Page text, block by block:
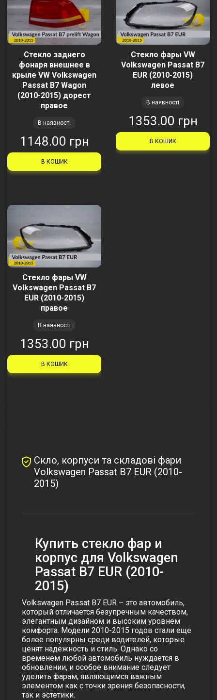
Стекло заднего
фонаря внешнее в
крыле VW Volkswagen
Passat B7 Wagon
(2010-2015) дорест
правое
В наявності
1148.00 грн
В КОШИК
Стекло фары VW
Volkswagen Passat B7
EUR (2010-2015)
левое
В наявності
1353.00 грн
В КОШИК
Стекло фары VW
Volkswagen Passat B7
EUR (2010-2015)
правое
В наявності
1353.00 грн
В КОШИК
Скло, корпуси та складові фари
Volkswagen Passat B7 EUR (2010-
2015)
Купить стекло фар и
корпус для Volkswagen
Passat B7 EUR (2010-
2015)
Volkswagen Passat B7 EUR – это автомобиль,
который отличается безупречным качеством,
элегантным дизайном и высоким уровнем
комфорта. Модели 2010-2015 годов стали еще
более популярны среди водителей, которые
ценят надежность и стиль. Однако со
временем любой автомобиль нуждается в
обновлении, и особое внимание следует
уделить фарам, являющимся важным
элементом как с точки зрения безопасности,
так и эстетики.